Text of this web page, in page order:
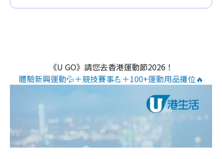
《U GO》請您去香港運動節2026！
體驗新興運動💦＋競技賽事💪＋100+運動用品攤位🔥